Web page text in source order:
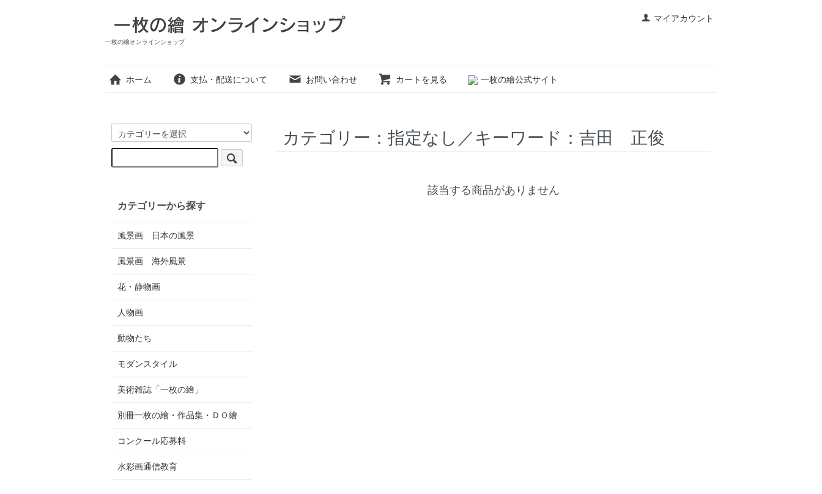
マイアカウント
一枚の繪オンラインショップ
ホーム 支払・配送について お問い合わせ カートを見る 一枚の繪公式サイト
カテゴリー：指定なし／キーワード：吉田 正俊
該当する商品がありません
カテゴリーから探す
風景画 日本の風景
風景画 海外風景
花・静物画
人物画
動物たち
モダンスタイル
美術雑誌「一枚の繪」
別冊一枚の繪・作品集・ＤＯ繪
コンクール応募料
水彩画通信教育